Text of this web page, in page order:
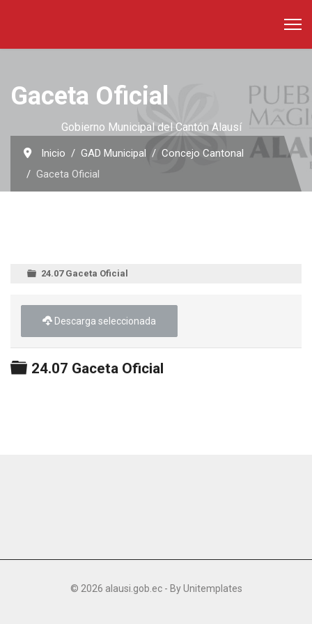
Gaceta Oficial
Gobierno Municipal del Cantón Alausí
Inicio GAD Municipal
Concejo Cantonal
Gaceta Oficial
24.07 Gaceta Oficial
Descarga seleccionada
Carpeta
24.07 Gaceta Oficial
© 2026 alausi.gob.ec - ByUnitemplates